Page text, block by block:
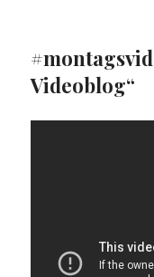
Videoblog“